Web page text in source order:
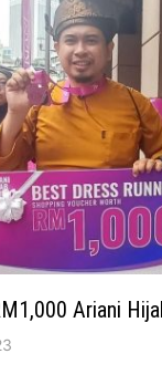
Ariani